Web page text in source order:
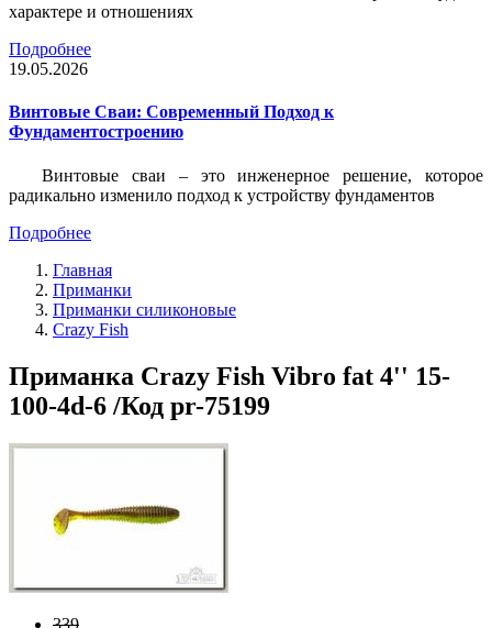
характере и отношениях
Подробнее
19.05.2026
Винтовые Сваи: Современный Подход к
Фундаментостроению
Винтовые сваи – это инженерное решение, которое
радикально изменило подход к устройству фундаментов
Подробнее
Главная
Приманки
Приманки силиконовые
Crazy Fish
Приманка Crazy Fish Vibro fat 4'' 15-
100-4d-6 /Код pr-75199
339